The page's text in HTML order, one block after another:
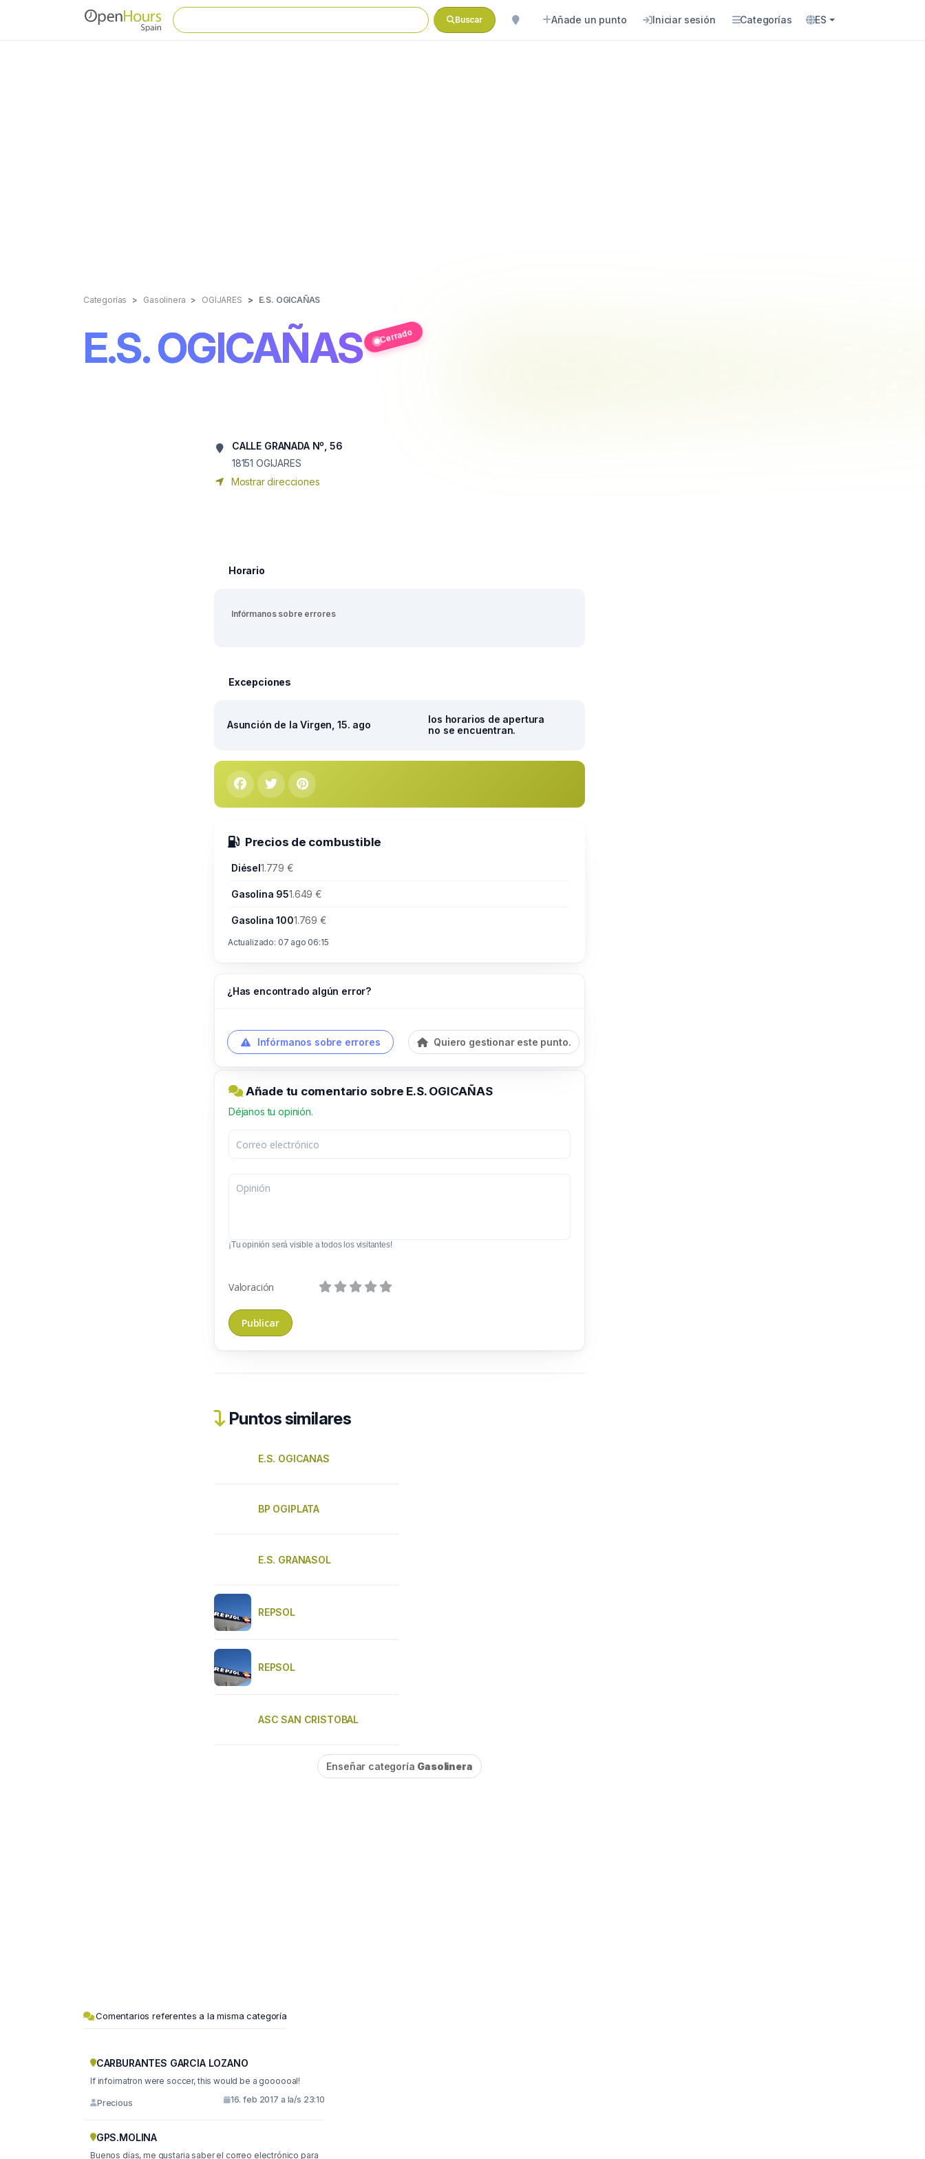
Buscar Añade un punto Iniciar sesión Categorías ES
Categorías Gasolinera OGIJARES E.S. OGICAÑAS
E.S. OGICAÑAS Cerrado
CALLE GRANADA Nº, 56
18151 OGIJARES
Mostrar direcciones
Horario
Infórmanos sobre errores
Excepciones
Asunción de la Virgen, 15. ago
los horarios de apertura
no se encuentran.
Precios de combustible
Diésel1.779 €
Gasolina 951.649 €
Gasolina 1001.769 €
Actualizado: 07 ago 06:15
¿Has encontrado algún error?
Infórmanos sobre errores Quiero gestionar este punto.
Añade tu comentario sobre E.S. OGICAÑAS
Déjanos tu opinión.
¡Tu opinión será visible a todos los visitantes!
Valoración
Puntos similares
E.S. OGICANAS
BP OGIPLATA
E.S. GRANASOL
REPSOL
REPSOL
ASC SAN CRISTOBAL
Enseñar categoría Gasolinera
Comentarios referentes a la misma categoría
CARBURANTES GARCIA LOZANO
If infoimatron were soccer, this would be a goooooal!
Precious 16. feb 2017 a la/s 23:10
GPS.MOLINA
Buenos días, me gustaria saber el correo electrónico para